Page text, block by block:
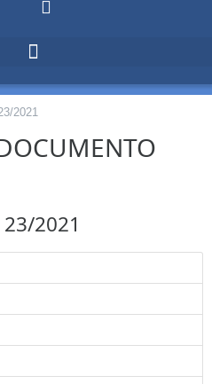
2021
23/2021